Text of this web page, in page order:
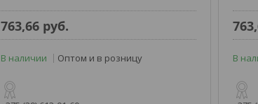
763,66 руб.
В наличии Оптом и в розницу В